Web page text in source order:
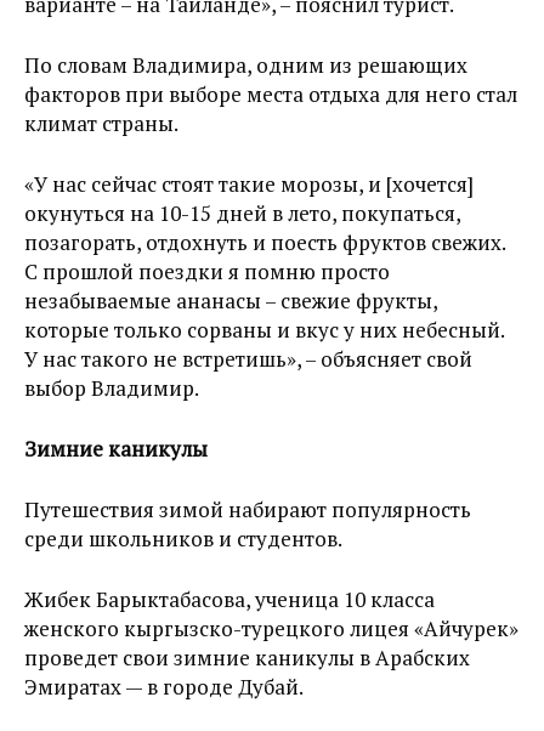
По словам Владимира, одним из решающих
факторов при выборе места отдыха для него стал
климат страны.
«У нас сейчас стоят такие морозы, и [хочется]
окунуться на 10-15 дней в лето, покупаться,
позагорать, отдохнуть и поесть фруктов свежих.
С прошлой поездки я помню просто
незабываемые ананасы – свежие фрукты,
которые только сорваны и вкус у них небесный.
У нас такого не встретишь», – объясняет свой
выбор Владимир.
Зимние каникулы
Путешествия зимой набирают популярность
среди школьников и студентов.
Жибек Барыктабасова, ученица 10 класса
женского кыргызско-турецкого лицея «Айчурек»
проведет свои зимние каникулы в Арабских
Эмиратах — в городе Дубай.